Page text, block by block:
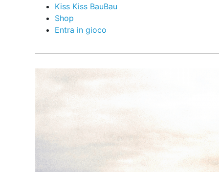
Kiss Kiss BauBau
Shop
Entra in gioco